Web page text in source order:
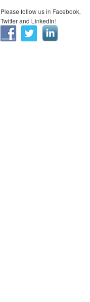
Please follow us in Facebook,
Twitter and LinkedIn!